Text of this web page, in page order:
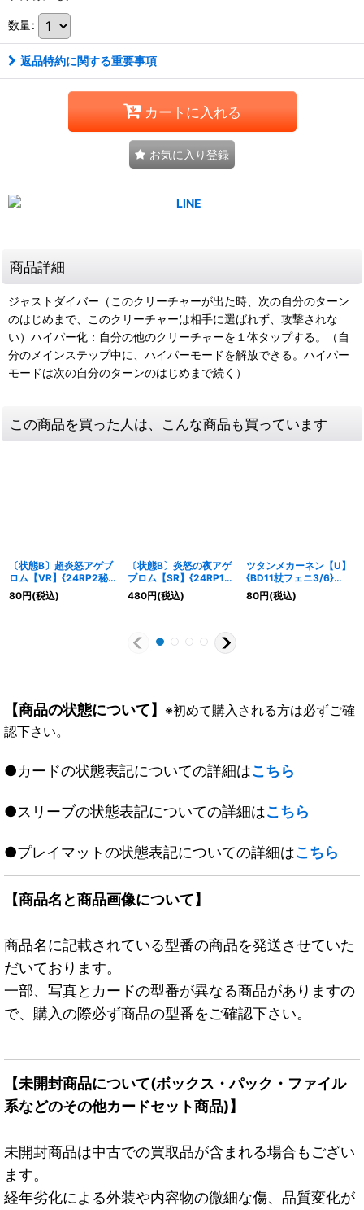
数量:
返品特約に関する重要事項
カートに入れる
お気に入り登録
商品詳細
ジャストダイバー（このクリーチャーが出た時、次の自分のターン
のはじめまで、このクリーチャーは相手に選ばれず、攻撃されな
い）ハイパー化：自分の他のクリーチャーを１体タップする。（自
分のメインステップ中に、ハイパーモードを解放できる。ハイパー
モードは次の自分のターンのはじめまで続く）
この商品を買った人は、こんな商品も買っています
〔状態B〕超炎怒アゲブ
ロム【VR】{24RP2秘
11/秘21}《多》
80円(税込)
〔状態B〕炎怒の夜アゲ
ブロム【SR】{24RP1秘
6/秘22}《火》
480円(税込)
ツタンメカーネン【U】
{BD11杖フェニ3/6}
《GR》
80円(税込)
【商品の状態について】 ※初めて購入される方は必ずご確
認下さい。
●カードの状態表記についての詳細はこちら
●スリーブの状態表記についての詳細はこちら
●プレイマットの状態表記についての詳細はこちら
【商品名と商品画像について】
商品名に記載されている型番の商品を発送させていた
だいております。
一部、写真とカードの型番が異なる商品がありますの
で、購入の際必ず商品の型番をご確認下さい。
【未開封商品について(ボックス・パック・ファイル
系などのその他カードセット商品)】
未開封商品は中古での買取品が含まれる場合もござい
ます。
経年劣化による外装や内容物の微細な傷、品質変化が